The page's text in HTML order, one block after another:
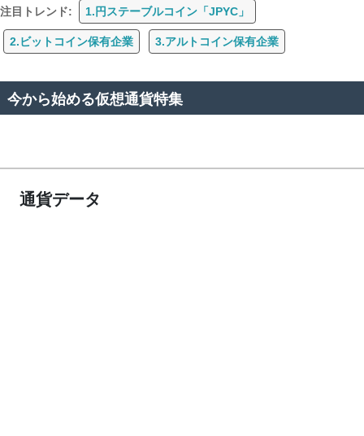
注目トレンド: 1.円ステーブルコイン「JPYC」
2.ビットコイン保有企業 3.アルトコイン保有企業
今から始める仮想通貨特集
通貨データ